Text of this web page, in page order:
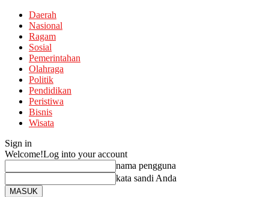
Daerah
Nasional
Ragam
Sosial
Pemerintahan
Olahraga
Politik
Pendidikan
Peristiwa
Bisnis
Wisata
Sign in
Welcome!Log into your account
nama pengguna
kata sandi Anda